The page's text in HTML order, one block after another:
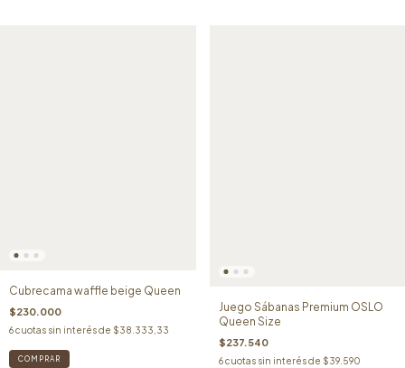
Cubrecama waffle beige Queen
$230.000
6cuotas sin interés de $38.333,33
Juego Sábanas Premium OSLO
Queen Size
$237.540
6 cuotas sin interés de $39.590